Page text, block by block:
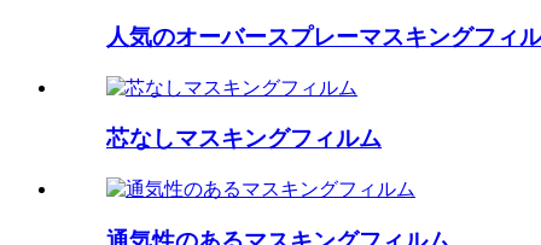
人気のオーバースプレーマスキングフィ
芯なしマスキングフィルム